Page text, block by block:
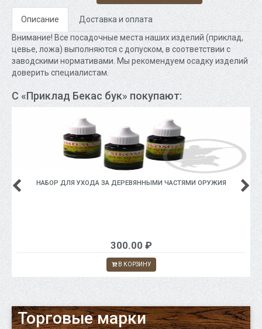
Описание
Доставка и оплата
Внимание! Все посадочные места наших изделий (приклад,
цевье, ложа) выполняются с допуском, в соответствии с
заводскими нормативами. Мы рекомендуем осадку изделий
доверить специалистам.
С «Приклад Бекас бук» покупают:
НАБОР ДЛЯ УХОДА ЗА ДЕРЕВЯННЫМИ ЧАСТЯМИ ОРУЖИЯ
300.00 ₽
В КОРЗИНУ
Торговые марки